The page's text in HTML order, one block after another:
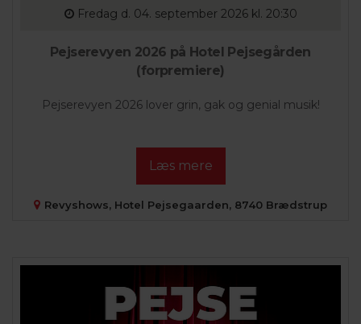
Fredag d. 04. september 2026 kl. 20:30
Pejserevyen 2026 på Hotel Pejsegården
(forpremiere)
Pejserevyen 2026 lover grin, gak og genial musik!
Læs mere
Revyshows, Hotel Pejsegaarden, 8740 Brædstrup